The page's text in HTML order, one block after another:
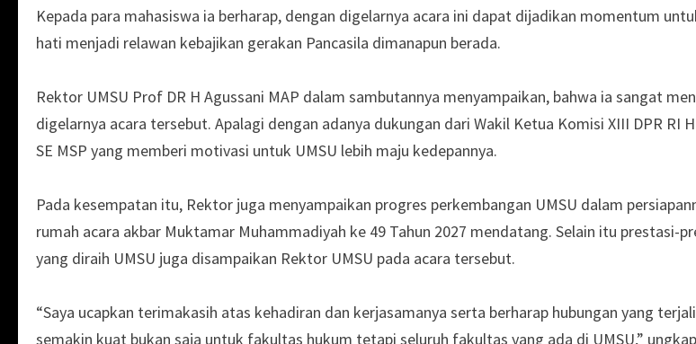
Kepada para mahasiswa ia berharap, dengan digelarnya acara ini dapat dijadikan momentum
hati menjadi relawan kebajikan gerakan Pancasila dimanapun berada.
Rektor UMSU Prof DR H Agussani MAP dalam sambutannya menyampaikan, bahwa ia sangat
digelarnya acara tersebut. Apalagi dengan adanya dukungan dari Wakil Ketua Komisi XIII DPR RI
SE MSP yang memberi motivasi untuk UMSU lebih maju kedepannya.
Pada kesempatan itu, Rektor juga menyampaikan progres perkembangan UMSU dalam
rumah acara akbar Muktamar Muhammadiyah ke 49 Tahun 2027 mendatang. Selain itu prestasi-
yang diraih UMSU juga disampaikan Rektor UMSU pada acara tersebut.
“Saya ucapkan terimakasih atas kehadiran dan kerjasamanya serta berharap hubungan yang
semakin kuat bukan saja untuk fakultas hukum tetapi seluruh fakultas yang ada di UMSU,”